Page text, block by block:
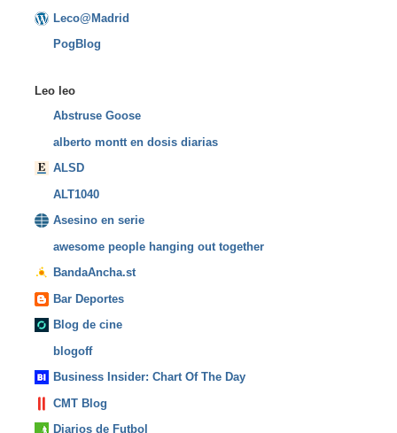
Leco@Madrid
PogBlog
Leo leo
Abstruse Goose
alberto montt en dosis diarias
ALSD
ALT1040
Asesino en serie
awesome people hanging out together
BandaAncha.st
Bar Deportes
Blog de cine
blogoff
Business Insider: Chart Of The Day
CMT Blog
Diarios de Futbol